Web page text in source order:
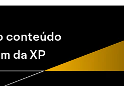
conteúdo
da XP